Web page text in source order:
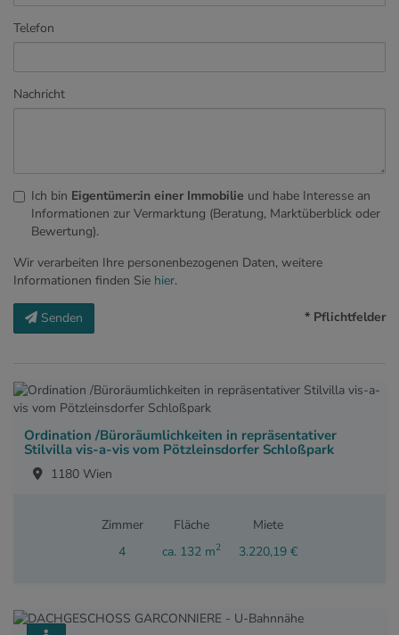
Telefon
Nachricht
Ich bin Eigentümer:in einer Immobilie und habe Interesse an
Informationen zur Vermarktung (Beratung, Marktüberblick oder
Bewertung).
Wir verarbeiten Ihre personenbezogenen Daten, weitere
Informationen finden Sie hier.
Senden * Pflichtfelder
Ordination /Büroräumlichkeiten in repräsentativer
Stilvilla vis-a-vis vom Pötzleinsdorfer Schloßpark
1180 Wien
Zimmer
4
Fläche
ca. 132 m2
Miete
3.220,19 €